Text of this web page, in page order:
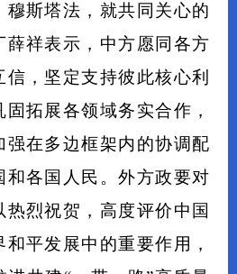
穆斯塔法，就共同关心的
薛祥表示，中方愿同各方
，坚定支持彼此核心利
拓展各领域务实合作，
强在多边框架内的协调配
和各国人民。外方政要对
烈祝贺，高度评价中国
平发展中的重要作用，